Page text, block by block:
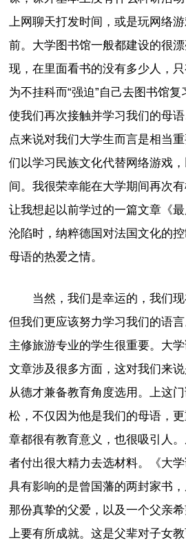
上网聊天打发时间，或是玩网络
前。大学图书馆一般都建设的很
现，在里面看书的没有多少人，
为不挂科而“强迫”自己去图书馆复
使我们再次接触并学习我们的母
点来说对我们大学生而言是相当
们以学习民族文化代替网络游戏
间。我很荣幸能在大学期间再次
让我想起以前学过的一篇文章《
沦陷时，纳粹德国对法国文化的
母语的热爱之情。
当然，我们是幸运的，我们现
但我们更应该努力学习我们的语
主修旅游专业的学生很重要。大
文章涉及很多方面，这对我们来
从德才兼备教育角度选用。上这
松，不仅因为他是我们的母语，
章都很有教育意义，也很吸引人
者付出很大精力去选材料。《大
具有影响的是曾国藩的两封家书
那份真挚的父爱，以及一个父亲
上要有所成就。这是父辈对子女